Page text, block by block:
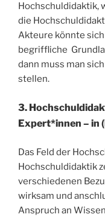
Hochschuldidaktik,
die
Akteure könnte
begriffliche
dann muss man
stellen.
3.
Expert*innen – in
Das Feld der
Hochschuldidaktik
verschiedenen
wirksam und
Anspruch an